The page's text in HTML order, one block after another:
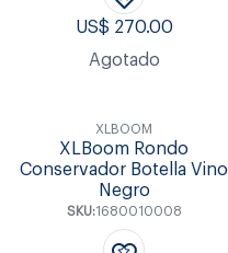
US$ 270.00
Agotado
XLBOOM
XLBoom Rondo
Conservador Botella Vino
Negro
SKU:1680010008